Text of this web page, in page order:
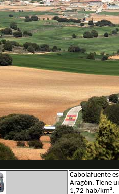
Cabolafuente
Aragón. Tiene
1,72 hab/km².